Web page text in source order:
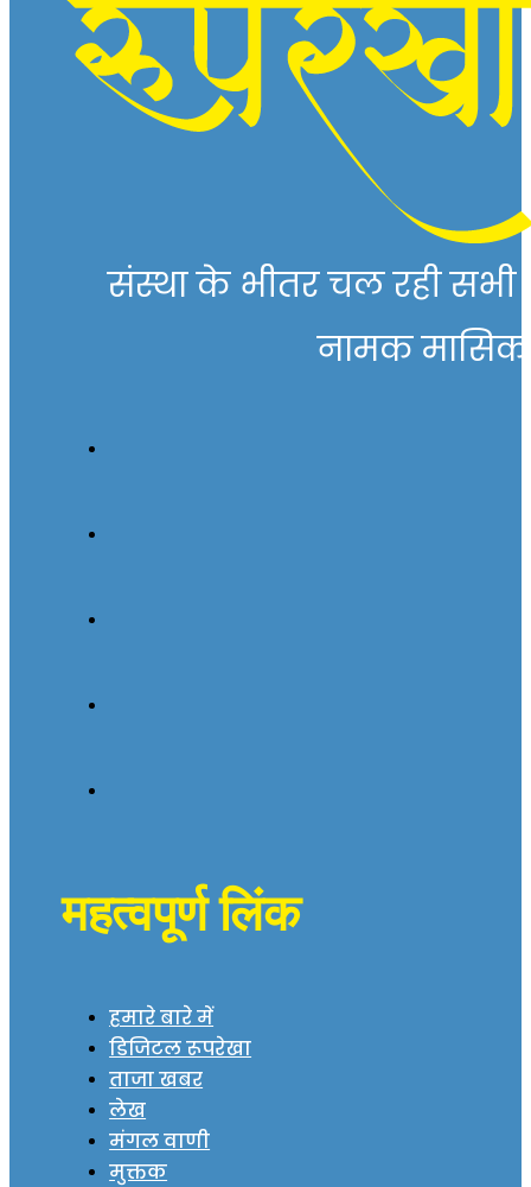
संस्था के भीतर चल रही सभी
नामक मासिक
महत्वपूर्ण लिंक
हमारे बारे में
डिजिटल रूपरेखा
ताजा खबर
लेख
मंगल वाणी
मुक्तक